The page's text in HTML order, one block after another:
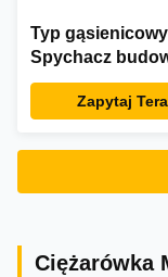
Typ gąsienicowy
Spychacz
Ciężarówka
inżynieryjne
Zapytaj
Ciężarówka